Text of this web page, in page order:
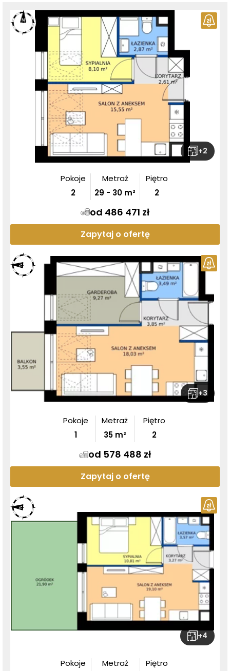
+2
Pokoje
2
Metraż
29 - 30 m²
Piętro
2
od 486 471 zł
Zapytaj o ofertę
+3
Pokoje
1
Metraż
35m²
Piętro
2
od 578 488 zł
Zapytaj o ofertę
+4
Pokoje
Metraż
Piętro